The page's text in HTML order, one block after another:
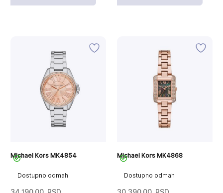
Dostupno odmah
Michael Kors MK4854
Dostupno odmah
Michael Kors MK4868